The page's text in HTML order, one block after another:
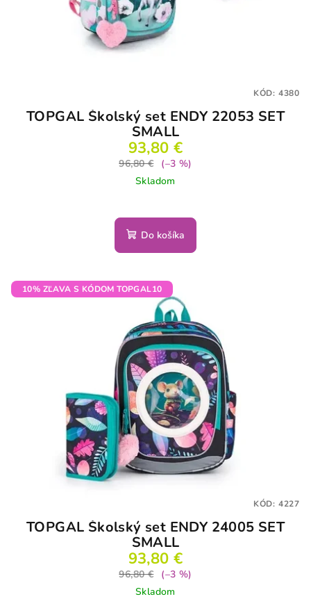
TOPGAL Školský set ENDY 22053 SET
SMALL
93,80 €
96,80 €
(–3 %)
Skladom
Do košíka
KÓD: 4380
10% ZĽAVA S KÓDOM TOPGAL10
TOPGAL Školský set ENDY 24005 SET
SMALL
93,80 €
96,80 €
(–3 %)
Skladom
KÓD: 4227